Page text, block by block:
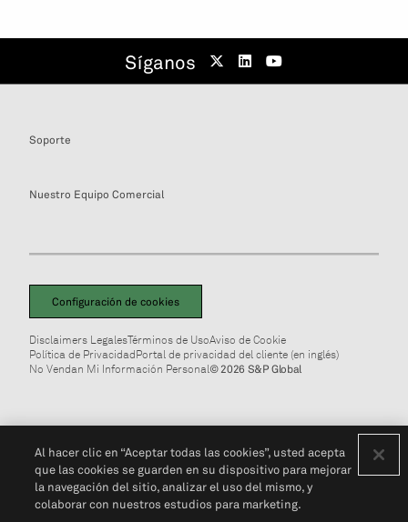
Síganos
Soporte
Nuestro Equipo Comercial
Configuración de cookies
Disclaimers LegalesTérminos de UsoAviso de Cookie
Política de PrivacidadPortal de privacidad del cliente (en inglés)
No Vendan Mi Información Personal© 2026 S&P Global
Al hacer clic en “Aceptar todas las cookies”, usted acepta
que las cookies se guarden en su dispositivo para mejorar
la navegación del sitio, analizar el uso del mismo, y
colaborar con nuestros estudios para marketing.